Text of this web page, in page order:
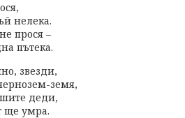
нелека.
прося –
пътека.
звезди,
земя,
деди,
ще умра.